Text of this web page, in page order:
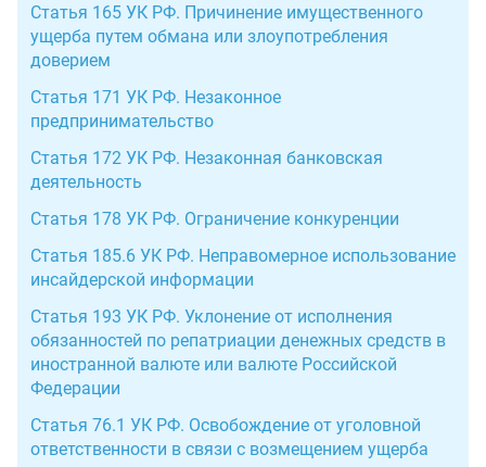
Статья 165 УК РФ. Причинение имущественного
ущерба путем обмана или злоупотребления
доверием
Статья 171 УК РФ. Незаконное
предпринимательство
Статья 172 УК РФ. Незаконная банковская
деятельность
Статья 178 УК РФ. Ограничение конкуренции
Статья 185.6 УК РФ. Неправомерное использование
инсайдерской информации
Статья 193 УК РФ. Уклонение от исполнения
обязанностей по репатриации денежных средств в
иностранной валюте или валюте Российской
Федерации
Статья 76.1 УК РФ. Освобождение от уголовной
ответственности в связи с возмещением ущерба